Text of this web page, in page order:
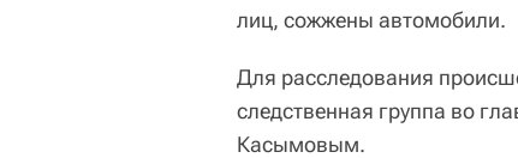
лиц, сожжены автомобили.
Для расследования
следственная группа во
Касымовым.